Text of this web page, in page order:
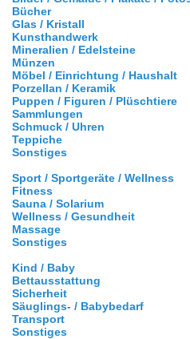
Bücher
Glas / Kristall
Kunsthandwerk
Mineralien / Edelsteine
Münzen
Möbel / Einrichtung / Haushalt
Porzellan / Keramik
Puppen / Figuren / Plüschtiere
Sammlungen
Schmuck / Uhren
Teppiche
Sonstiges
Sport / Sportgeräte / Wellness
Fitness
Sauna / Solarium
Wellness / Gesundheit
Massage
Sonstiges
Kind / Baby
Bettausstattung
Sicherheit
Säuglings- / Babybedarf
Transport
Sonstiges